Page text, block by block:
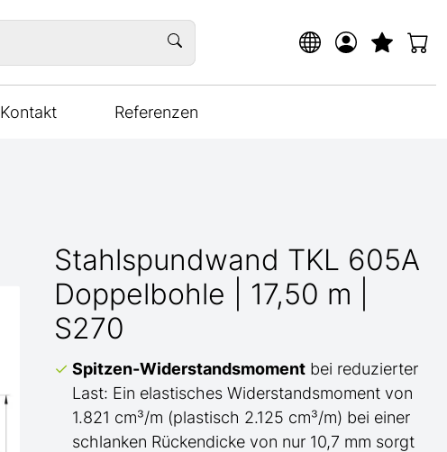
Kontakt Referenzen
Stahlspundwand TKL 605A
Doppelbohle | 17,50 m |
S270
Spitzen-Widerstandsmoment bei reduzierter
Last: Ein elastisches Widerstandsmoment von
1.821 cm³/m (plastisch 2.125 cm³/m) bei einer
schlanken Rückendicke von nur 10,7 mm sorgt